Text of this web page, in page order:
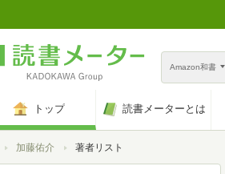
Amazon和書
トップ 読書メーターとは
トップ加藤佑介 著者リスト